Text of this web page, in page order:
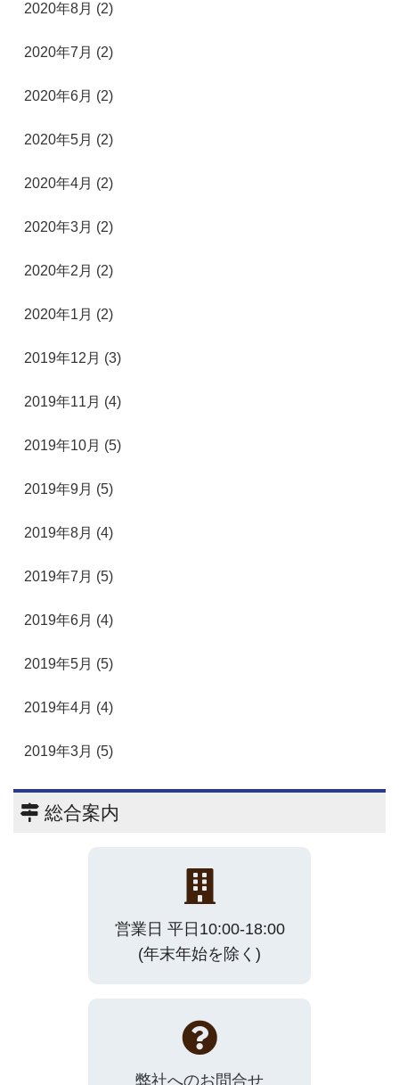
2020年8月 (2)
2020年7月 (2)
2020年6月 (2)
2020年5月 (2)
2020年4月 (2)
2020年3月 (2)
2020年2月 (2)
2020年1月 (2)
2019年12月 (3)
2019年11月 (4)
2019年10月 (5)
2019年9月 (5)
2019年8月 (4)
2019年7月 (5)
2019年6月 (4)
2019年5月 (5)
2019年4月 (4)
2019年3月 (5)
総合案内
営業日 平日10:00-18:00
(年末年始を除く)
弊社へのお問合せ